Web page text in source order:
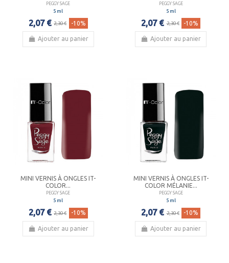
PEGGY SAGE
5 ml
2,07 € 2,30 € -10%
Ajouter au panier
PEGGY SAGE
5 ml
2,07 € 2,30 € -10%
Ajouter au panier
MINI VERNIS À ONGLES IT-
COLOR...
PEGGY SAGE
5 ml
2,07 € 2,30 € -10%
Ajouter au panier
MINI VERNIS À ONGLES IT-
COLOR MÉLANIE...
PEGGY SAGE
5 ml
2,07 € 2,30 € -10%
Ajouter au panier